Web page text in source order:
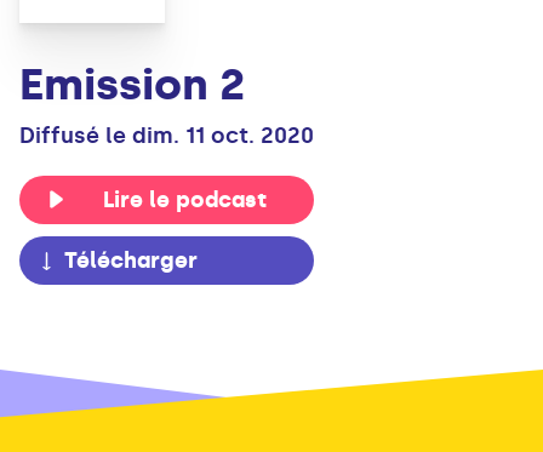
Emission 2
Diffusé le dim. 11 oct. 2020
Lire le podcast
Télécharger